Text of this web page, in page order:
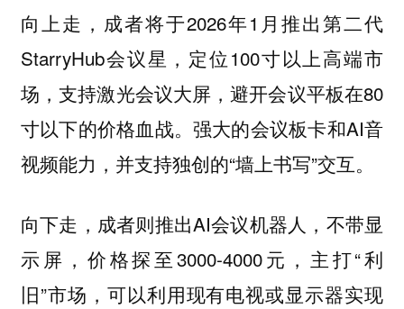
向上走，成者将于2026年1月推出第二代
StarryHub会议星，定位100寸以上高端市
场，支持激光会议大屏，避开会议平板在80
寸以下的价格血战。强大的会议板卡和AI音
视频能力，并支持独创的“墙上书写”交互。
向下走，成者则推出AI会议机器人，不带显
示屏，价格探至3000-4000元，主打“利
旧”市场，可以利用现有电视或显示器实现